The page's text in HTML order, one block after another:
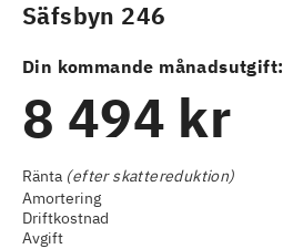
Säfsbyn 246
Din kommande månadsutgift:
8 494 kr
Ränta (efter skattereduktion)
Amortering
Driftkostnad
Avgift